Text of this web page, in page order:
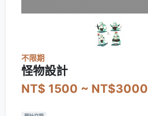
不限期
怪物設計
NT$ 1500 ~ NT$3000